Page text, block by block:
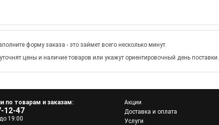
форму заказа - это займет всего несколько минут.
цены и наличие товаров или укажут ориентировочный день поставки.
по товарам и заказам:
12-47
19:00
Акции
Доставка и оплата
Услуги